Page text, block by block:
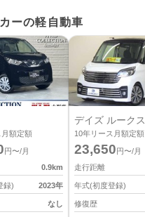
ーの軽自動車
額定額
円〜/月
0.9km
録) 2023年
なし
デイズ ルークス
10年リース月額定額
23,650 円〜/月
走行距離
年式(初度登録)
修復歴